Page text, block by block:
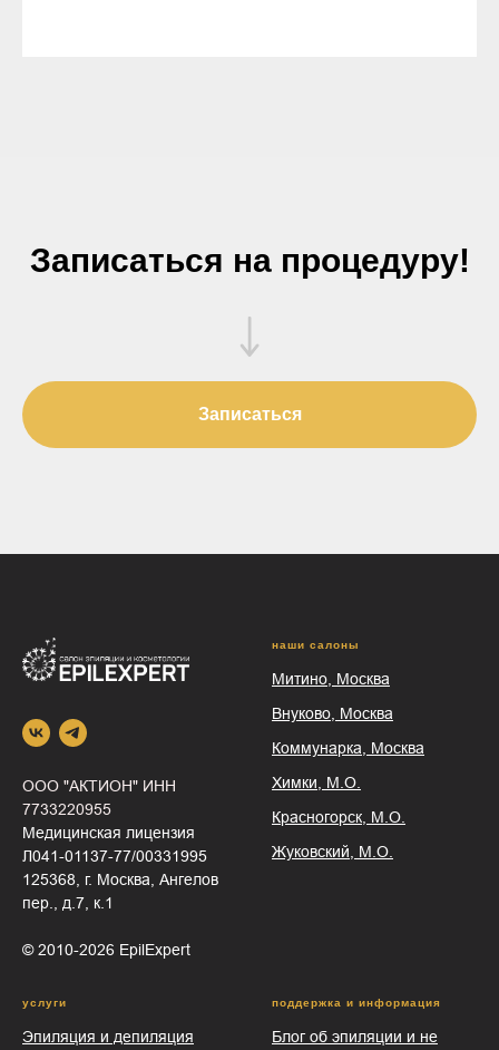
Записаться на процедуру!
Записаться
ООО "АКТИОН" ИНН
7733220955
Медицинская лицензия
Л041-01137-77/00331995
125368, г. Москва, Ангелов
пер., д.7, к.1
© 2010-2026 EpilEхрert
наши салоны
Митино, Москва
Внуково, Москва
Коммунарка, Москва
Химки, М.О.
Красногорск, М.О.
Жуковский, М.О.
услуги
Эпиляция и депиляция
поддержка и информация
Блог об эпиляции и не